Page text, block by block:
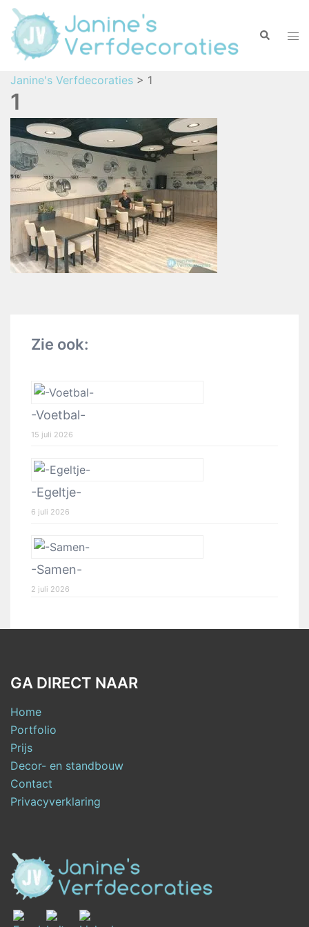
Janine's Verfdecoraties > 1
1
Zie ook:
-Voetbal-
15 juli 2026
-Egeltje-
6 juli 2026
-Samen-
2 juli 2026
GA DIRECT NAAR
Home
Portfolio
Prijs
Decor- en standbouw
Contact
Privacyverklaring